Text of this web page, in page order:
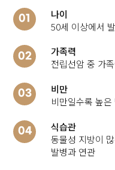
01
나이
50세 이상에서
02
가족력
전립선암 중 가
03
비만
비만일수록 높
04
식습관
동물성 지방이
발병과 연관